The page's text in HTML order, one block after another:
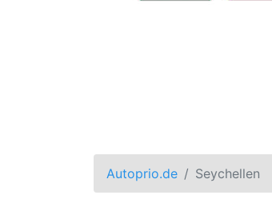
Autoprio.de Seychellen